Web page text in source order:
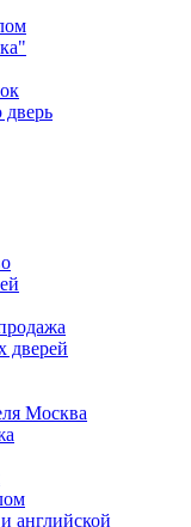
дверь
дверей
Москва
английской